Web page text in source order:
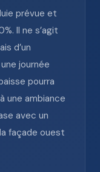
prévue et
Il ne s’agit
d’un
journée
pourra
une ambiance
avec un
façade ouest